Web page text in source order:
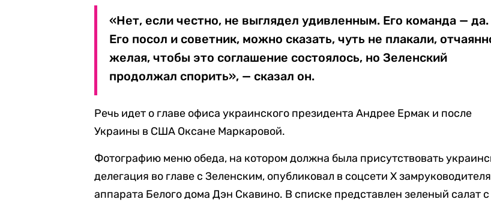
«Нет, если честно, не выглядел удивленным. Его команда — да.
Его посол и советник, можно сказать, чуть не плакали,
желая, чтобы это соглашение состоялось, но Зеленский
продолжал спорить», — сказал он.
Речь идет о главе офиса украинского президента Андрее Ермак и после
Украины в США Оксане Маркаровой.
Фотографию меню обеда, на котором должна была присутствовать
делегация во главе с Зеленским, опубликовал в соцсети X замруководителя
аппарата Белого дома Дэн Скавино. В списке представлен зеленый салат с